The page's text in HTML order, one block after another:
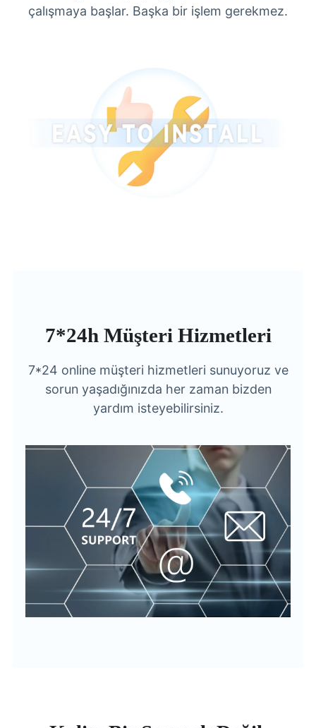
çalışmaya başlar. Başka bir işlem gerekmez.
7*24h Müşteri Hizmetleri
7*24 online müşteri hizmetleri sunuyoruz ve
sorun yaşadığınızda her zaman bizden
yardım isteyebilirsiniz.